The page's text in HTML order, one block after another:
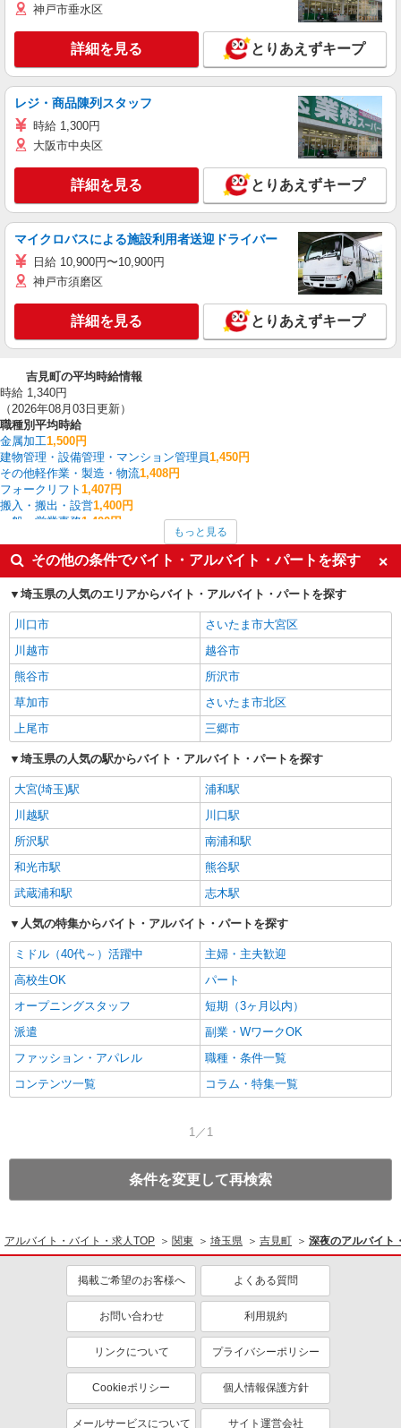
神戸市垂水区
詳細を見る とりあえずキープ
レジ・商品陳列スタッフ
時給 1,300円
大阪市中央区
詳細を見る とりあえずキープ
マイクロバスによる施設利用者送迎ドライバー
日給 10,900円〜10,900円
神戸市須磨区
詳細を見る とりあえずキープ
吉見町の平均時給情報
時給 1,340円
（2026年08月03日更新）
職種別平均時給
金属加工1,500円
建物管理・設備管理・マンション管理員1,450円
その他軽作業・製造・物流1,408円
フォークリフト 1,407円
搬入・搬出・設営1,400円
一般・営業事務1,400円
介護職・ヘルパー1,350円
製造・組立・加工1,343円
入出庫・商品管理・検品・検査
1,336円
吉見町の他の職種の平均時給を見る
もっと見る
その他の条件でバイト・アルバイト・パートを探す
埼玉県の人気のエリアからバイト・アルバイト・パートを探す
川口市
さいたま市大宮区
川越市
越谷市
熊谷市
所沢市
草加市
さいたま市北区
上尾市
三郷市
埼玉県の人気の駅からバイト・アルバイト・パートを探す
大宮(埼玉)駅
浦和駅
川越駅
川口駅
所沢駅
南浦和駅
和光市駅
熊谷駅
武蔵浦和駅
志木駅
人気の特集からバイト・アルバイト・パートを探す
ミドル（40代～）活躍中
主婦・主夫歓迎
高校生OK
パート
オープニングスタッフ
短期（3ヶ月以内）
派遣
副業・WワークOK
ファッション・アパレル
職種・条件一覧
コンテンツ一覧
コラム・特集一覧
1／1
条件を変更して再検索
アルバイト・バイト・求人TOP 関東 埼玉県 吉見町 深夜のアルバイト
掲載ご希望のお客様へ よくある質問
お問い合わせ 利用規約
リンクについて プライバシーポリシー
Cookieポリシー 個人情報保護方針
メールサービスについて サイト運営会社